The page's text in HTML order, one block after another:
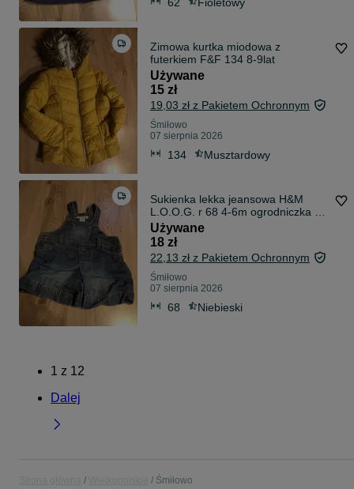
Zimowa kurtka miodowa z
futerkiem F&F 134 8-9lat
Używane
15 zł
19,03 zł z Pakietem Ochronnym
Śmiłowo
07 sierpnia 2026
134 Musztardowy
Sukienka lekka jeansowa H&M
L.O.O.G. r 68 4-6m ogrodniczka na
szelkach
Używane
18 zł
22,13 zł z Pakietem Ochronnym
Śmiłowo
07 sierpnia 2026
68 Niebieski
1 z 12
Dalej
Śmiłowo